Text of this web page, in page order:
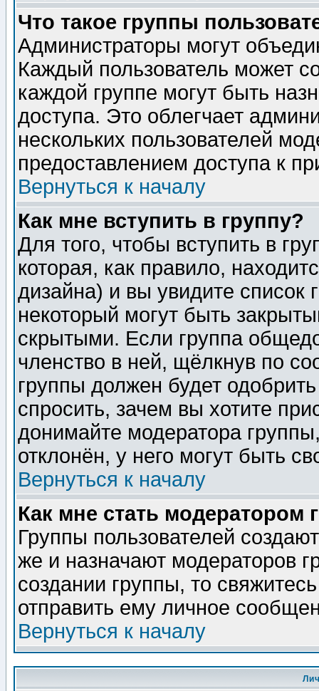
Что такое группы
Администраторы могут
Каждый пользователь может
каждой группе могут быть
доступа. Это облегчает
нескольких пользователей
предоставлением доступа к
Вернуться к началу
Как мне вступить в группу?
Для того, чтобы вступить в
которая, как правило,
дизайна) и вы увидите список
некоторый могут быть
скрытыми. Если группа
членство в ней, щёлкнув по
группы должен будет
спросить, зачем вы хотите
донимайте модератора
отклонён, у него могут быть
Вернуться к началу
Как мне стать модератором
Группы пользователей
же и назначают модераторов
создании группы, то
отправить ему личное
Вернуться к началу